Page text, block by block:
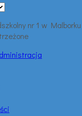
nr 1 w